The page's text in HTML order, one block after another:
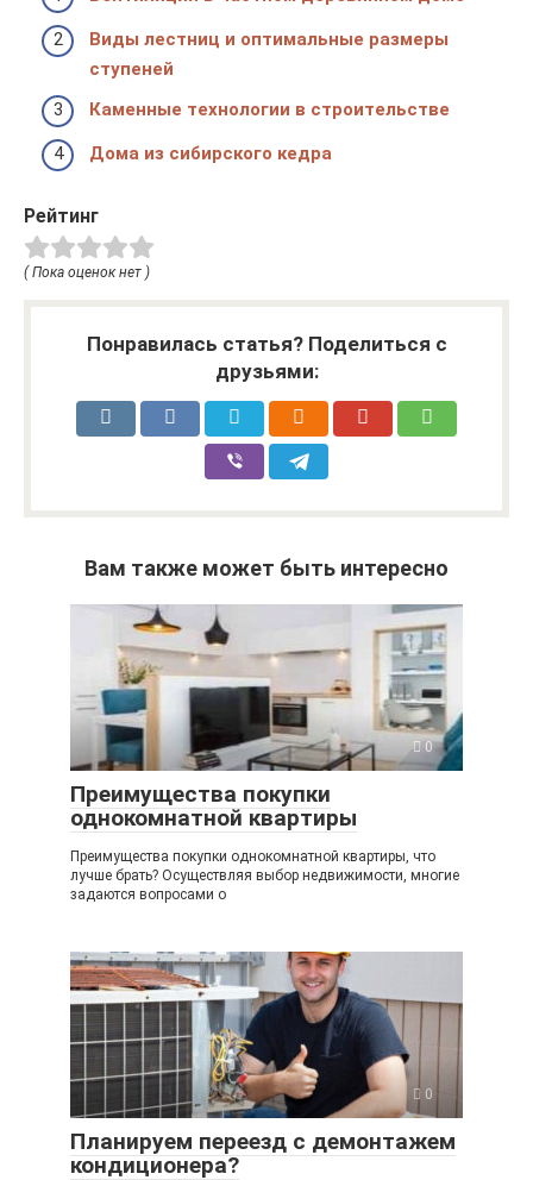
Виды лестниц и оптимальные размеры
ступеней
Каменные технологии в строительстве
Дома из сибирского кедра
Рейтинг
( Пока оценок нет )
Понравилась статья? Поделиться с
друзьями:
Вам также может быть интересно
0
Преимущества покупки
однокомнатной квартиры
Преимущества покупки однокомнатной квартиры, что
лучше брать? Осуществляя выбор недвижимости, многие
задаются вопросами о
0
Планируем переезд с демонтажем
кондиционера?